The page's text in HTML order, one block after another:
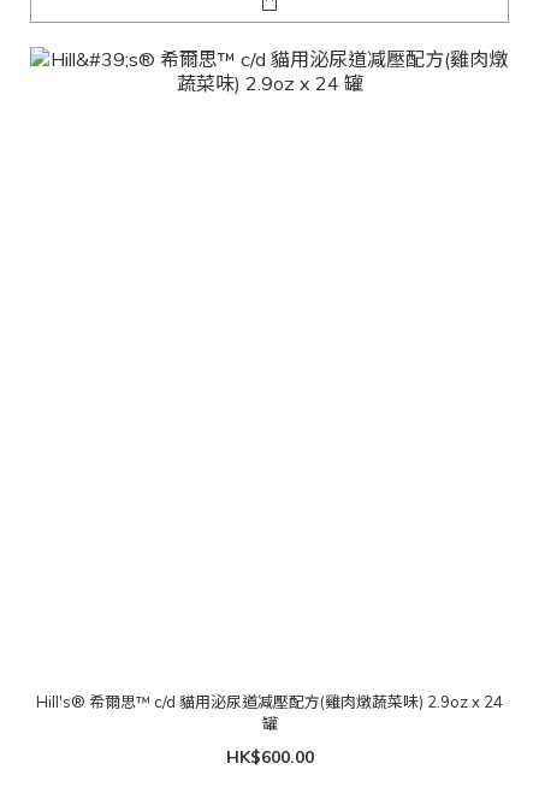
Hill's® 希爾思™ c/d 貓用泌尿道减壓配方(雞肉燉蔬菜味) 2.9oz x 24
罐
HK$600.00